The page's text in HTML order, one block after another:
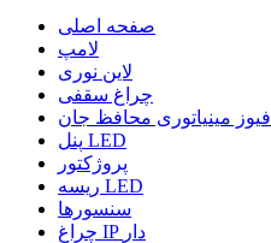
صفحه اصلی
لامپ
لاین نوری
چراغ سقفی
فیوز مینیاتوری محافظ جان
پنل LED
پروژکتور
ریسه LED
سنسورها
چراغ IP دار